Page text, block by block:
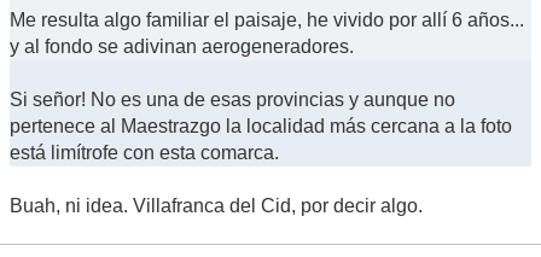
Me resulta algo familiar el paisaje, he vivido por allí 6 años...
y al fondo se adivinan aerogeneradores.
Si señor! No es una de esas provincias y aunque no
pertenece al Maestrazgo la localidad más cercana a la foto
está limítrofe con esta comarca.
Buah, ni idea. Villafranca del Cid, por decir algo.